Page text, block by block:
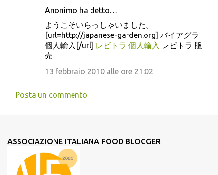
Anonimo ha detto…
ようこそいらっしゃいました。
[url=http://japanese-garden.org] バイアグラ
個人輸入[/url] レビトラ 個人輸入 レビトラ 販
売
13 febbraio 2010 alle ore 21:02
Posta un commento
ASSOCIAZIONE ITALIANA FOOD BLOGGER